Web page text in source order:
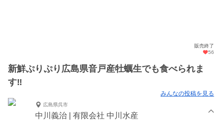
販売終了
56
新鮮ぷりぷり広島県音戸産牡蠣生でも食べられま
す‼️
みんなの投稿を見る
広島県呉市
中川義治 | 有限会社 中川水産